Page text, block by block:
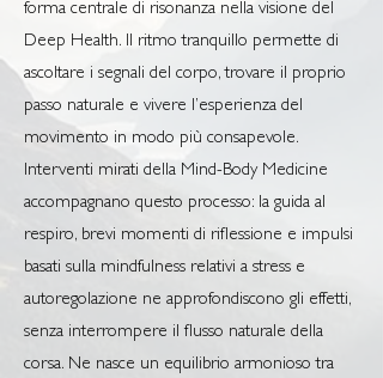
forma centrale di risonanza nella visione del
Deep Health. Il ritmo tranquillo permette di
ascoltare i segnali del corpo, trovare il proprio
passo naturale e vivere l’esperienza del
movimento in modo più consapevole.
Interventi mirati della Mind-Body Medicine
accompagnano questo processo: la guida al
respiro, brevi momenti di riflessione e impulsi
basati sulla mindfulness relativi a stress e
autoregolazione ne approfondiscono gli effetti,
senza interrompere il flusso naturale della
corsa. Ne nasce un equilibrio armonioso tra